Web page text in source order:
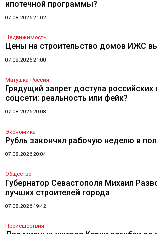
ипотечной программы?
07.08.2026 21:02
Недвижимость
Цены на строительство домов ИЖС
07.08.2026 21:00
Матушка Россия
Грядущий запрет доступа российских
соцсети: реальность или фейк?
07.08.2026 20:08
Экономика
Рубль закончил рабочую неделю в
07.08.2026 20:04
Общество
Губернатор Севастополя Михаил
лучших строителей города
07.08.2026 19:42
Происшествия